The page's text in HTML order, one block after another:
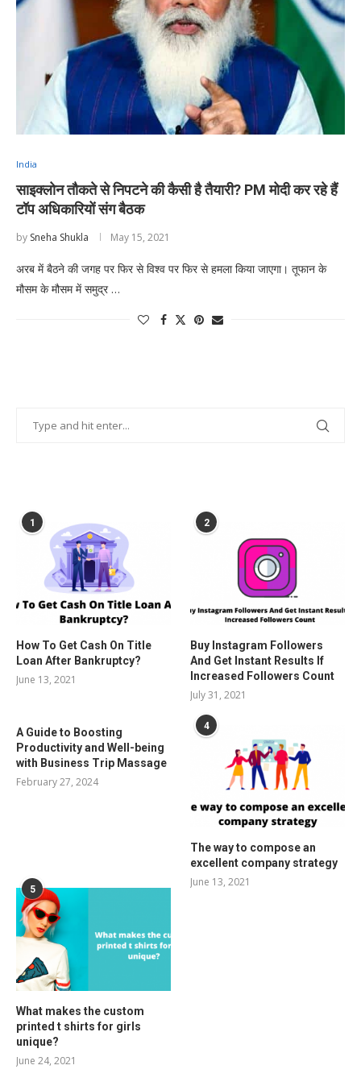
India
साइक्लोन तौकते से निपटने की कैसी है तैयारी? PM मोदी कर रहे हैं
टॉप अधिकारियों संग बैठक
by Sneha Shukla May 15, 2021
अरब में बैठने की जगह पर फिर से विश्व पर फिर से हमला किया जाएगा। तूफान के
मौसम के मौसम में समुद्र …
1
How To Get Cash On Title
Loan After Bankruptcy?
June 13, 2021
2
Buy Instagram Followers
And Get Instant Results If
Increased Followers Count
July 31, 2021
A Guide to Boosting
Productivity and Well-being
with Business Trip Massage
February 27, 2024
4
The way to compose an
excellent company strategy
June 13, 2021
5
What makes the custom
printed t shirts for girls
unique?
June 24, 2021